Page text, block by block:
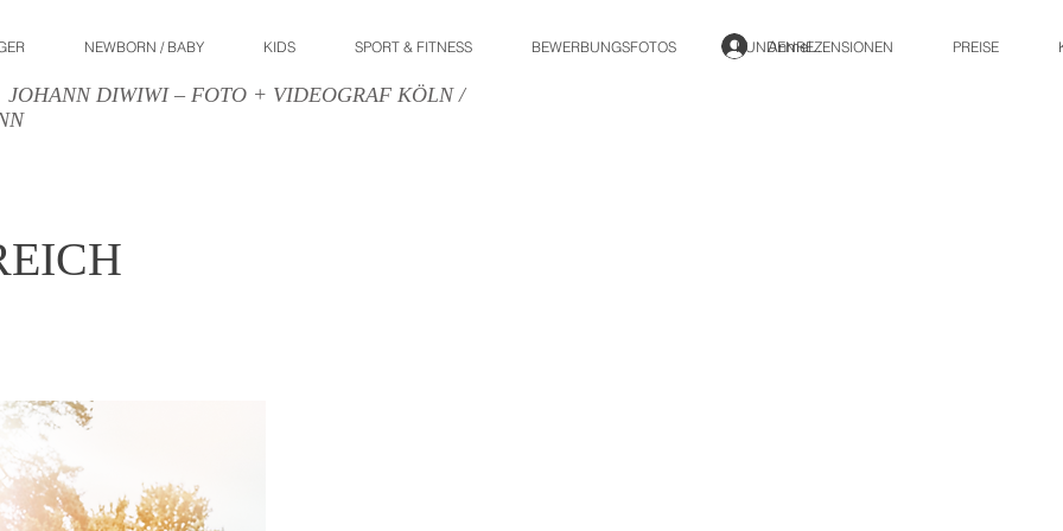
NEWBORN / BABY KIDS SPORT & FITNESS BEWERBUNGSFOTOS KUNDENREZENSIONEN PREISE
Anmelden
DIWIWI – FOTO + VIDEOGRAF KÖLN /